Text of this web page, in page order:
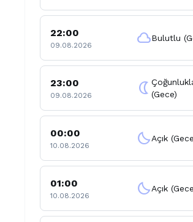
22:00
09.08.2026 cloudBulutlu
23:00
09.08.2026 nightlight(Gece)
00:00
10.08.2026 clear_nightAçık
01:00
10.08.2026 clear_nightAçık